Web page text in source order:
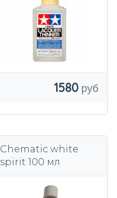
1580
Chematic white
spirit 100 мл